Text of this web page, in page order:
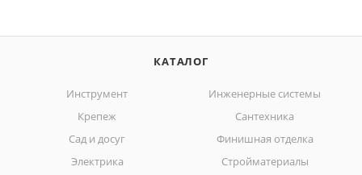
КАТАЛОГ
Инструмент
Инженерные системы
Крепеж
Сантехника
Сад и досуг
Финишная отделка
Электрика
Стройматериалы